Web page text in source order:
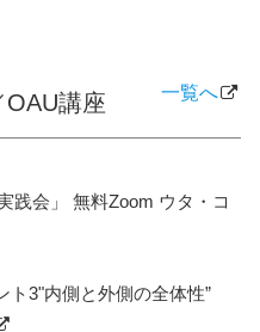
講座 一覧へ
践会」 無料Zoom ウタ・コ
ト3"内側と外側の全体性”